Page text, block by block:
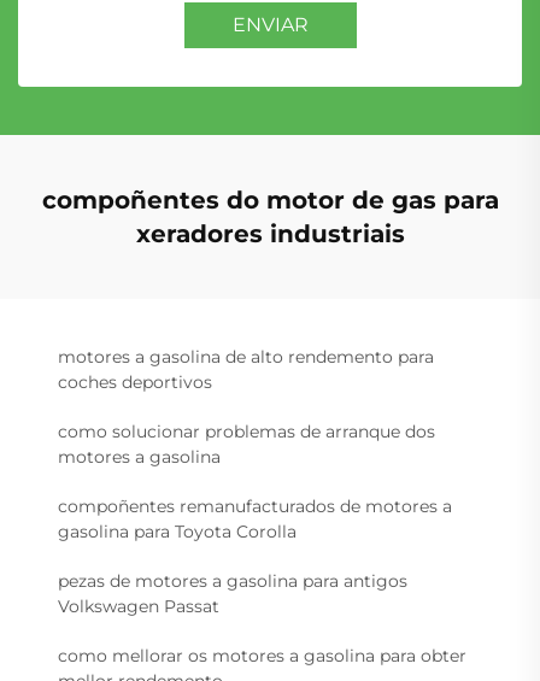
ENVIAR
compoñentes do motor de gas para
xeradores industriais
motores a gasolina de alto rendemento para
coches deportivos
como solucionar problemas de arranque dos
motores a gasolina
compoñentes remanufacturados de motores a
gasolina para Toyota Corolla
pezas de motores a gasolina para antigos
Volkswagen Passat
como mellorar os motores a gasolina para obter